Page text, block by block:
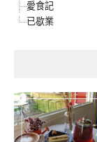
愛食記
已歇業